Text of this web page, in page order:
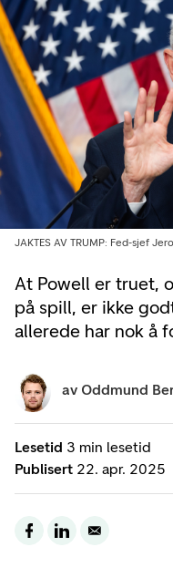
At Powell er truet,
på spill, er ikke
allerede har nok å
JAKTES AV TRUMP: Fed-sjef
Lesetid 3 min lesetid
Publisert 22. apr. 2025
av Oddmund